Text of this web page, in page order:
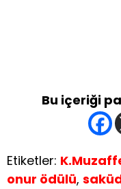
Bu içeriği
Etiketler:
onur ödülü,